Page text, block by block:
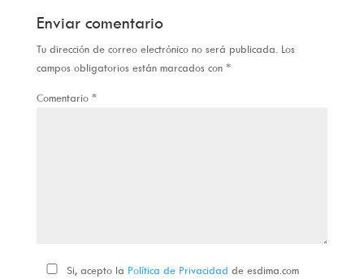
Enviar comentario
Tu dirección de correo electrónico no será publicada. Los
campos obligatorios están marcados con *
Comentario *
Si, acepto la Política de Privacidad de esdima.com